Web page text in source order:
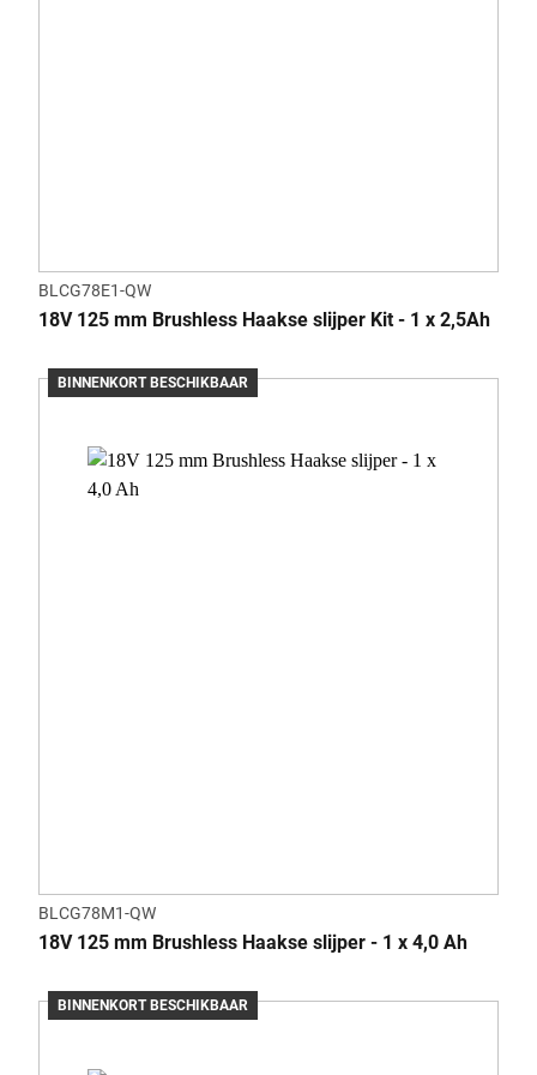
BLCG78E1-QW
18V 125 mm Brushless Haakse slijper Kit - 1 x 2,5Ah
BINNENKORT BESCHIKBAAR
BLCG78M1-QW
18V 125 mm Brushless Haakse slijper - 1 x 4,0 Ah
BINNENKORT BESCHIKBAAR